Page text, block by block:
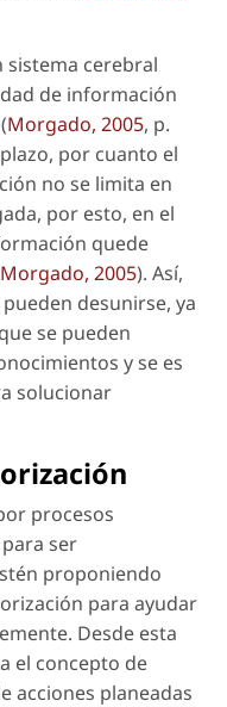
sistema cerebral
de información
Morgado, 2005, p.
por cuanto el
no se limita en
por esto, en el
quede
Morgado, 2005). Así,
desunirse, ya
se pueden
y se es
solucionar
procesos
ser
proponiendo
para ayudar
Desde esta
el concepto de
acciones planeadas